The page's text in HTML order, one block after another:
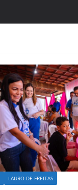
LAURO DE FREITAS